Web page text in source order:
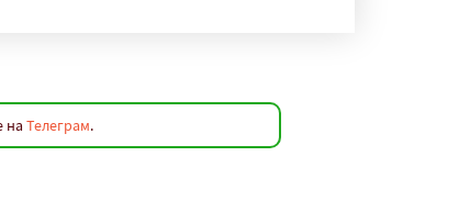
на Телеграм.